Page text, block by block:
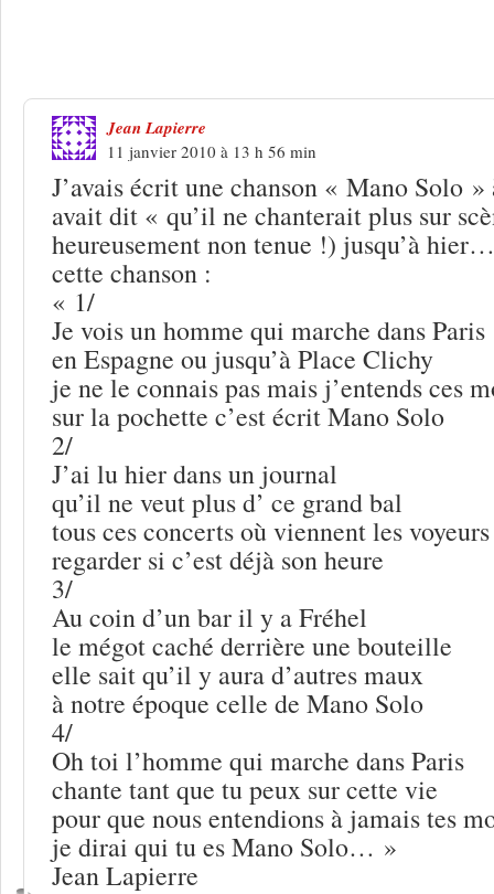
Jean Lapierre
11 janvier 2010 à 13 h 56 min
J’avais écrit une chanson « Mano Solo
avait dit « qu’il ne chanterait plus sur
heureusement non tenue !) jusqu’à
cette chanson :
« 1/
Je vois un homme qui marche dans Paris
en Espagne ou jusqu’à Place Clichy
je ne le connais pas mais j’entends ces
sur la pochette c’est écrit Mano Solo
2/
J’ai lu hier dans un journal
qu’il ne veut plus d’ ce grand bal
tous ces concerts où viennent les voyeurs
regarder si c’est déjà son heure
3/
Au coin d’un bar il y a Fréhel
le mégot caché derrière une bouteille
elle sait qu’il y aura d’autres maux
à notre époque celle de Mano Solo
4/
Oh toi l’homme qui marche dans Paris
chante tant que tu peux sur cette vie
pour que nous entendions à jamais tes
je dirai qui tu es Mano Solo… »
Jean Lapierre